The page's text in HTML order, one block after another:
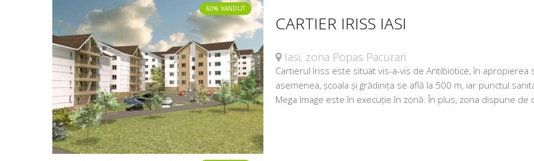
60% VANDUT
CARTIER IRISS IASI
Iasi, zona Popas Pacurari
Cartierul Iriss este situat vis-a-vis de Antibiotice, în apropierea
asemenea, școala și grădinița se află la 500 m, iar punctul
Mega Image este în execuție în zonă. În plus, zona dispune de